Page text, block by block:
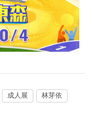
成人展 林芽依